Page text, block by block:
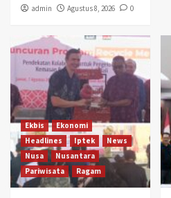
admin Agustus 8, 2026 0
Ekbis
Ekonomi
Headlines
Iptek
News
Nusa
Nusantara
Pariwisata
Ragam